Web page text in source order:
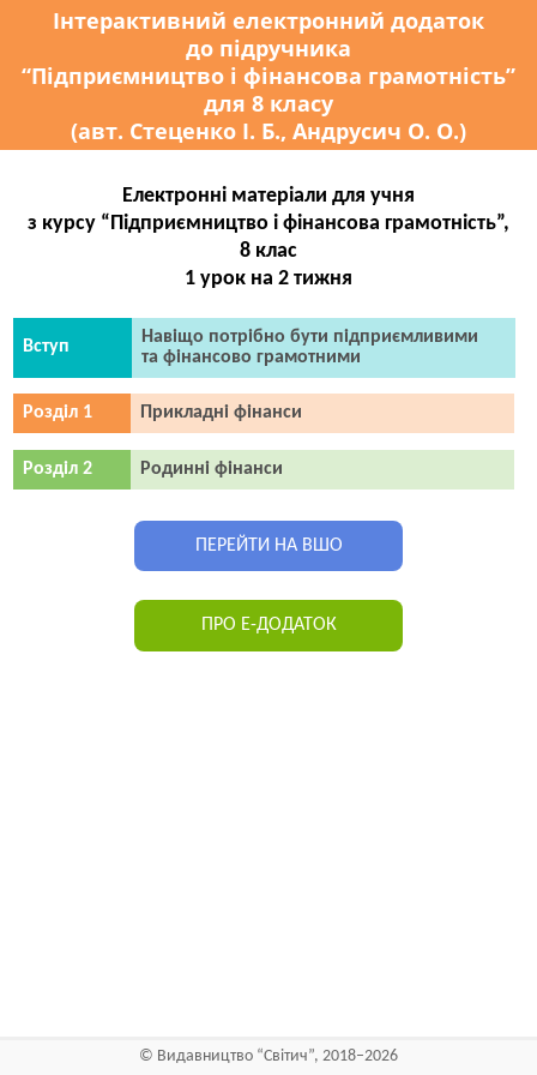
Інтерактивний електронний додаток
до підручника
“Підприємництво і фінансова грамотність”
для 8 класу
(авт. Стеценко І. Б., Андрусич О. О.)
Електронні матеріали для учня
з курсу “Підприємництво і фінансова грамотність”,
8 клас
1 урок на 2 тижня
Вступ
Навіщо потрібно бути підприємливими
та фінансово грамотними
Розділ 1 Прикладні фінанси
Розділ 2 Родинні фінанси
ПЕРЕЙТИ НА ВШО
ПРО Е-ДОДАТОК
© Видавництво “Світич”, 2018–2026